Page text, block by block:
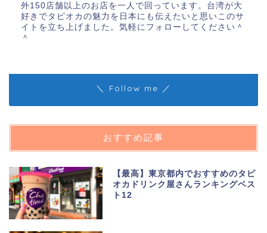
外150店舗以上のお店を一人で回っています。台湾が大
好きでタピオカの魅力を日本にも伝えたいと思いこのサ
イトを立ち上げました。気軽にフォローしてください＾
＾
＼ Follow me ／
おすすめ記事
【最高】東京都内でおすすめのタピ
オカドリンク屋さんランキングベス
ト12